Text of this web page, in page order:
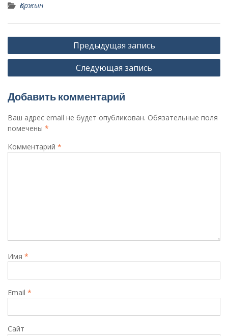
Қоржын
Навигация
по
Предыдущая запись
Следующая запись
Добавить комментарий
Ваш адрес email не будет опубликован. Обязательные поля
помечены *
Комментарий *
Имя *
Email *
Сайт